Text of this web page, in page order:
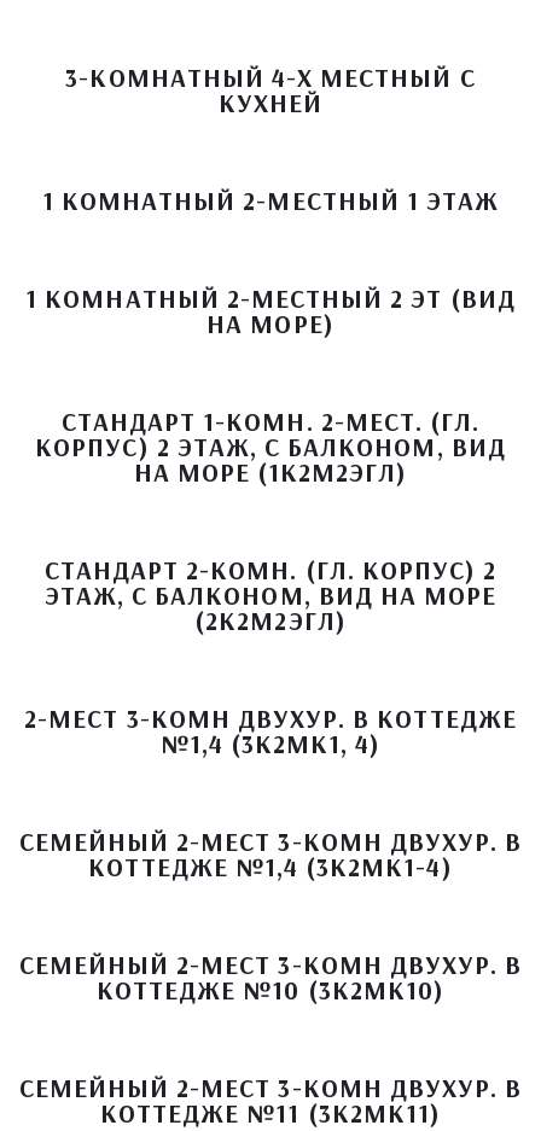
3-КОМНАТНЫЙ 4-Х МЕСТНЫЙ С
КУХНЕЙ
1 КОМНАТНЫЙ 2-МЕСТНЫЙ 1 ЭТАЖ
1 КОМНАТНЫЙ 2-МЕСТНЫЙ 2 ЭТ (ВИД
НА МОРЕ)
СТАНДАРТ 1-КОМН. 2-МЕСТ. (ГЛ.
КОРПУС) 2 ЭТАЖ, С БАЛКОНОМ, ВИД
НА МОРЕ (1К2М2ЭГЛ)
СТАНДАРТ 2-КОМН. (ГЛ. КОРПУС) 2
ЭТАЖ, С БАЛКОНОМ, ВИД НА МОРЕ
(2К2М2ЭГЛ)
2-МЕСТ 3-КОМН ДВУХУР. В КОТТЕДЖЕ
№1,4 (3К2МК1, 4)
СЕМЕЙНЫЙ 2-МЕСТ 3-КОМН ДВУХУР. В
КОТТЕДЖЕ №1,4 (3К2МК1-4)
СЕМЕЙНЫЙ 2-МЕСТ 3-КОМН ДВУХУР. В
КОТТЕДЖЕ №10 (3К2МК10)
СЕМЕЙНЫЙ 2-МЕСТ 3-КОМН ДВУХУР. В
КОТТЕДЖЕ №11 (3К2МК11)